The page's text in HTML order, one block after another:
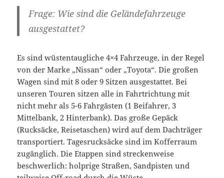
Frage: Wie sind die Geländefahrzeuge
ausgestattet?
Es sind wüstentaugliche 4×4 Fahrzeuge, in der Regel
von der Marke „Nissan“ oder „Toyota“. Die großen
Wagen sind mit 8 oder 9 Sitzen ausgestattet. Bei
unseren Touren sitzen alle in Fahrtrichtung mit
nicht mehr als 5-6 Fahrgästen (1 Beifahrer, 3
Mittelbank, 2 Hinterbank). Das große Gepäck
(Rucksäcke, Reisetaschen) wird auf dem Dachträger
transportiert. Tagesrucksäcke sind im Kofferraum
zugänglich. Die Etappen sind streckenweise
beschwerlich: holprige Straßen, Sandpisten und